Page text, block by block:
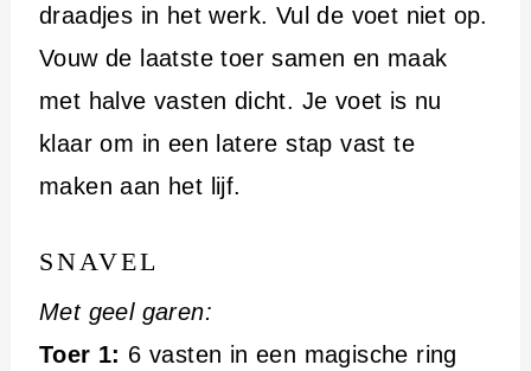
draadjes in het werk. Vul de voet niet op.
Vouw de laatste toer samen en maak
met halve vasten dicht. Je voet is nu
klaar om in een latere stap vast te
maken aan het lijf.
SNAVEL
Met geel garen:
Toer 1: 6 vasten in een magische ring